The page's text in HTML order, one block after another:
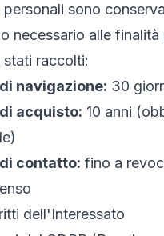
personali sono
necessario alle finalità
stati raccolti:
navigazione: 30
acquisto: 10 anni
contatto: fino a
dell'Interessato